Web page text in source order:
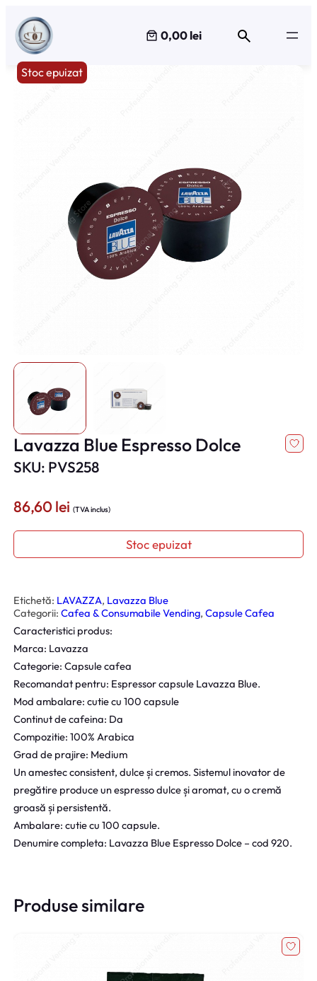
Sari
conținut
0,00 lei
Stoc epuizat
Lavazza Blue Espresso Dolce
SKU: PVS258
86,60lei (TVA inclus)
Stoc epuizat
Etichetă: LAVAZZA, Lavazza Blue
Categorii:Cafea & Consumabile Vending, Capsule Cafea
Caracteristici produs:
Marca: Lavazza
Categorie: Capsule cafea
Recomandat pentru: Espressor capsule Lavazza Blue.
Mod ambalare: cutie cu 100 capsule
Continut de cafeina: Da
Compozitie: 100% Arabica
Grad de prajire: Medium
Un amestec consistent, dulce și cremos. Sistemul inovator de
pregătire produce un espresso dulce și aromat, cu o cremă
groasă și persistentă.
Ambalare: cutie cu 100 capsule.
Denumire completa: Lavazza Blue Espresso Dolce – cod 920.
Produse similare